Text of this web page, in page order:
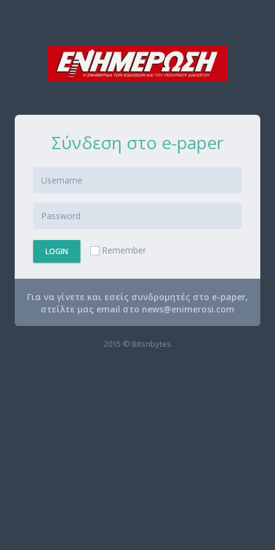
Σύνδεση στο e-paper
LOGIN Remember
Για να γίνετε και εσείς συνδρομητές στο e-paper,
στείλτε μας email στο news@enimerosi.com
2015 © Bitsnbytes